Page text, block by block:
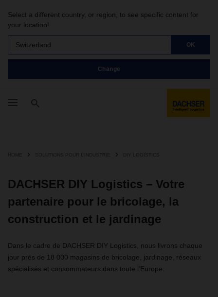
Select a different country, or region, to see specific content for
your location!
Switzerland OK
Change
HOME SOLUTIONS POUR L’INDUSTRIE DIY LOGISTICS
DACHSER DIY Logistics – Votre
partenaire pour le bricolage, la
construction et le jardinage
Dans le cadre de DACHSER DIY Logistics, nous livrons chaque
jour près de 18 000 magasins de bricolage, jardinage, réseaux
spécialisés et consommateurs dans toute l’Europe.